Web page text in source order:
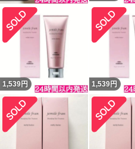
1,539円 1,539円